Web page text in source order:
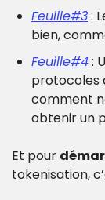
Feuille#3 :
bien,
Feuille#4 :
protocoles
comment
obtenir un
Et pour
tokenisation,